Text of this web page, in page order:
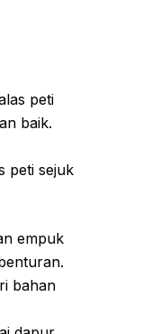
peti
baik.
peti sejuk
empuk
bahan